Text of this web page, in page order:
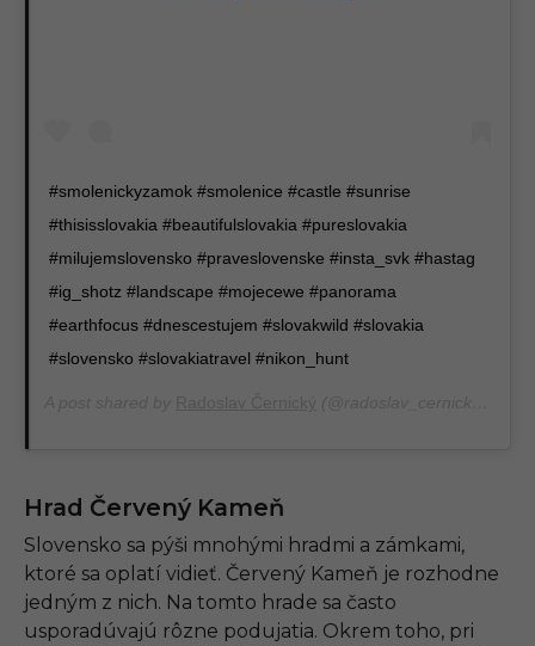
#smolenickyzamok #smolenice #castle #sunrise
#thisisslovakia #beautifulslovakia #pureslovakia
#milujemslovensko #praveslovenske #insta_svk #hastag
#ig_shotz #landscape #mojecewe #panorama
#earthfocus #dnescestujem #slovakwild #slovakia
#slovensko #slovakiatravel #nikon_hunt
Hrad Červený Kameň
Slovensko sa pýši mnohými hradmi a zámkami,
ktoré sa oplatí vidieť. Červený Kameň je rozhodne
jedným z nich. Na tomto hrade sa často
usporadúvajú rôzne podujatia. Okrem toho, pri